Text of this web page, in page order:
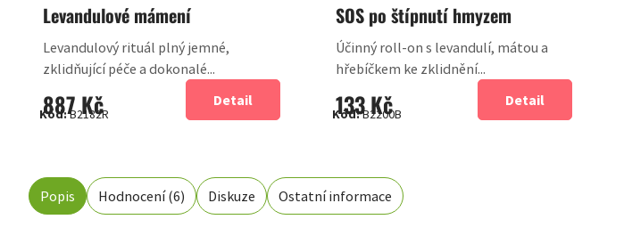
Levandulové mámení
887 Kč Detail
Levandulový rituál plný jemné,
zklidňující péče a dokonalé...
Kód:B2182R
SOS po štípnutí hmyzem
133 Kč Detail
Účinný roll-on s levandulí, mátou a
hřebíčkem ke zklidnění...
Kód:B2200B
Popis Hodnocení (6) Diskuze Ostatní informace